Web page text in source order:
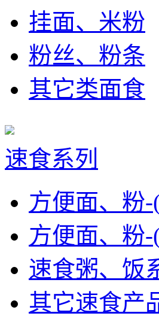
挂面、米粉
粉丝、粉条
其它类面食
速食系列
方便面、粉-
方便面、粉-
速食粥、饭
其它速食产